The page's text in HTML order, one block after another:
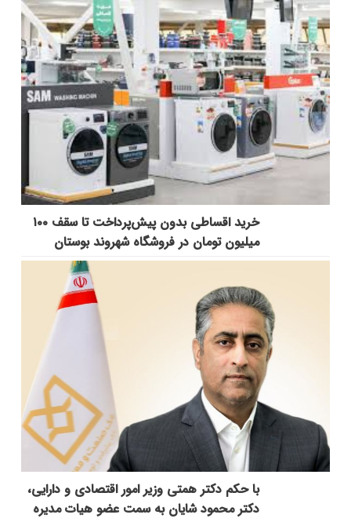
خرید اقساطی بدون پیش‌پرداخت تا سقف ۱۰۰
میلیون تومان در فروشگاه شهروند بوستان
با حکم دکتر همتی وزیر امور اقتصادی و دارایی،
دکتر محمود شایان به سمت عضو هیات مدیره